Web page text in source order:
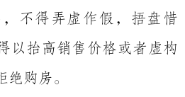
不得弄虚作假，捂盘惜
以抬高销售价格或者虚构
购房。